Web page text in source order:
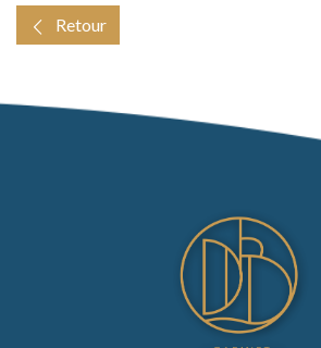
Retour